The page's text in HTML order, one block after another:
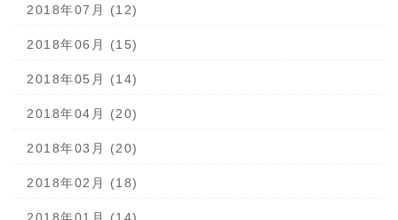
2018年07月 (12)
2018年06月 (15)
2018年05月 (14)
2018年04月 (20)
2018年03月 (20)
2018年02月 (18)